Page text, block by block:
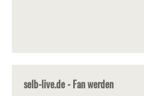
selb-live.de - Fan werden